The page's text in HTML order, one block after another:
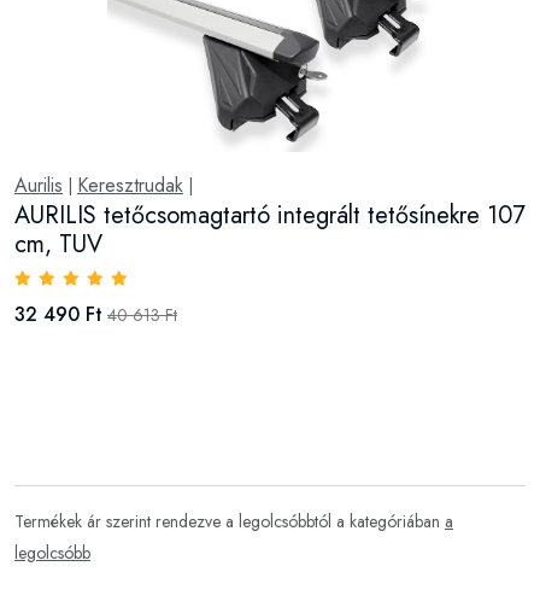
Aurilis Keresztrudak
AURILIS tetőcsomagtartó integrált tetősínekre 107
cm, TUV
32 490 Ft 40 613 Ft
Termékek ár szerint rendezve a legolcsóbbtól a kategóriában a
legolcsóbb